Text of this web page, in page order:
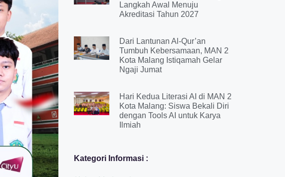
Langkah Awal Menuju
Akreditasi Tahun 2027
Dari Lantunan Al-Qur’an
Tumbuh Kebersamaan, MAN 2
Kota Malang Istiqamah Gelar
Ngaji Jumat
Hari Kedua Literasi AI di MAN 2
Kota Malang: Siswa Bekali Diri
dengan Tools AI untuk Karya
Ilmiah
Kategori Informasi :